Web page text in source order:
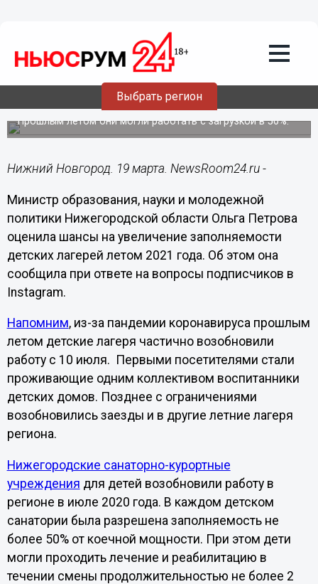
Выбрать регион
Ольга Петрова прокомментировала
заполняемость детских лагерей летом
Прошлым летом они могли работать с загрузкой в 50%.
Нижний Новгород. 19 марта. NewsRoom24.ru -
Министр образования, науки и молодежной
политики Нижегородской области Ольга Петрова
оценила шансы на увеличение заполняемости
детских лагерей летом 2021 года. Об этом она
сообщила при ответе на вопросы подписчиков в
Instagram.
Напомним, из-за пандемии коронавируса прошлым
летом детские лагеря частично возобновили
работу с 10 июля. Первыми посетителями стали
проживающие одним коллективом воспитанники
детских домов. Позднее с ограничениями
возобновились заезды и в другие летние лагеря
региона.
Нижегородские санаторно-курортные
учреждения для детей возобновили работу в
регионе в июле 2020 года. В каждом детском
санатории была разрешена заполняемость не
более 50% от коечной мощности. При этом дети
могли проходить лечение и реабилитацию в
течении смены продолжительностью не более 2